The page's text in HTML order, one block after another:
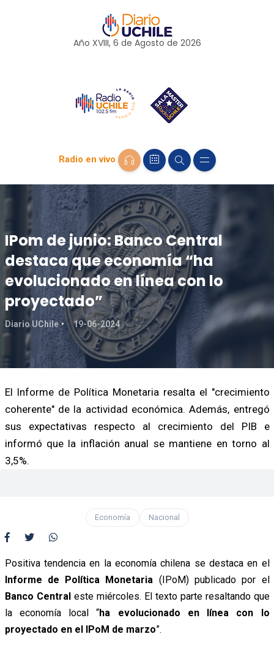
Año XVIII, 6 de Agosto de 2026
Radio en vivo
IPom de junio: Banco Central
destaca que economía “ha
evolucionado en línea con lo
proyectado”
Diario UChile 19-06-2024
El Informe de Política Monetaria resalta el "crecimiento
coherente" de la actividad económica. Además, entregó
sus expectativas respecto al crecimiento del PIB e
informó que la inflación anual se mantiene en torno al
3,5%.
Economía Nacional
Positiva tendencia en la economía chilena se destaca en el
Informe de Política Monetaria (IPoM) publicado por el
Banco Centraleste miércoles. El texto parte resaltando que
la economía local “ha evolucionado en línea con lo
proyectado en el IPoM de marzo”.